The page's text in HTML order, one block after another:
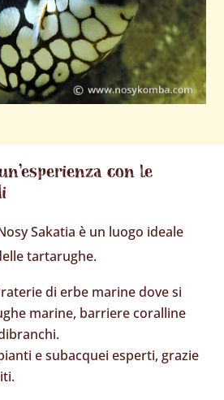
con le
Sakatia è un luogo ideale
tartarughe.
di erbe marine dove si
marine, barriere coralline
e subacquei esperti, grazie